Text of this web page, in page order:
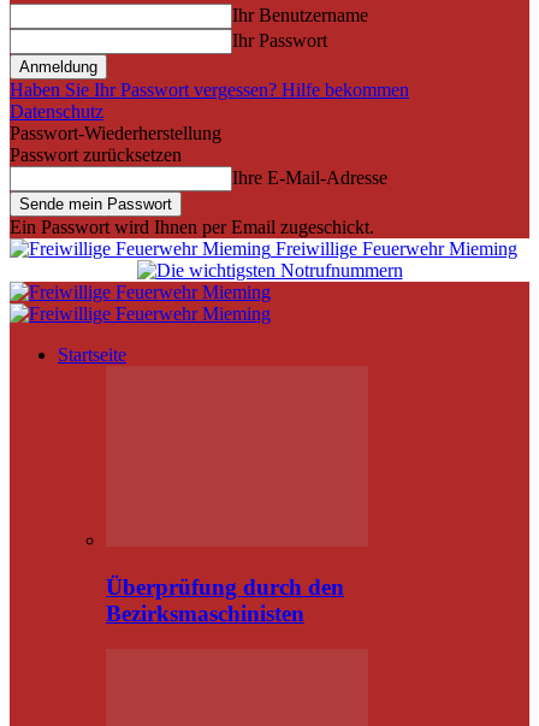
Ihr Benutzername
Ihr Passwort
Haben Sie Ihr Passwort vergessen? Hilfe bekommen
Datenschutz
Passwort-Wiederherstellung
Passwort zurücksetzen
Ihre E-Mail-Adresse
Ein Passwort wird Ihnen per Email zugeschickt.
Freiwillige Feuerwehr Mieming
Startseite
Überprüfung durch den
Bezirksmaschinisten